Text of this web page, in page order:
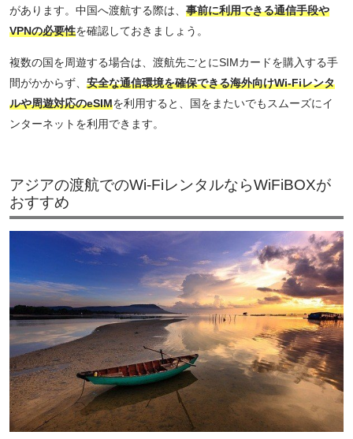
があります。中国へ渡航する際は、 事前に利用できる通信手段や
VPNの必要性を確認しておきましょう。
複数の国を周遊する場合は、渡航先ごとにSIMカードを購入する手
間がかからず、 安全な通信環境を確保できる海外向けWi-Fiレンタ
ルや周遊対応のeSIMを利用すると、国をまたいでもスムーズにイ
ンターネットを利用できます。
アジアの渡航でのWi-FiレンタルならWiFiBOXが
おすすめ